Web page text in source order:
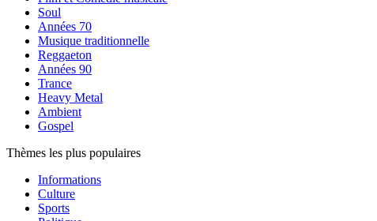
Soul
Années 70
Musique traditionnelle
Reggaeton
Années 90
Trance
Heavy Metal
Ambient
Gospel
Thèmes les plus populaires
Informations
Culture
Sports